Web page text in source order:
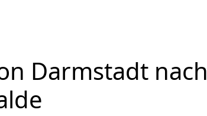
Darmstadt nach